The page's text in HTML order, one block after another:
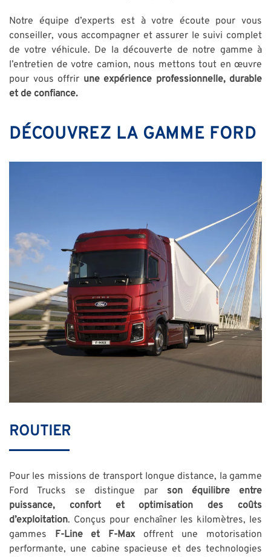
Notre équipe d’experts est à votre écoute pour vous
conseiller, vous accompagner et assurer le suivi complet
de votre véhicule. De la découverte de notre gamme à
l’entretien de votre camion, nous mettons tout en œuvre
pour vous offrir une expérience professionnelle, durable
et de confiance.
DÉCOUVREZ LA GAMME FORD
ROUTIER
Pour les missions de transport longue distance, la gamme
Ford Trucks se distingue par son équilibre entre
puissance, confort et optimisation des coûts
d’exploitation. Conçus pour enchaîner les kilomètres, les
gammes F-Line et F-Maxoffrent une motorisation
performante, une cabine spacieuse et des technologies